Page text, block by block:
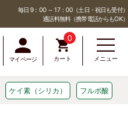
毎日 9：00 ～ 17：00（土日・祝日も受付）
通話料無料（携帯電話からもOK）
0
カート
マイページ メニュー
ケイ素（シリカ） フルボ酸